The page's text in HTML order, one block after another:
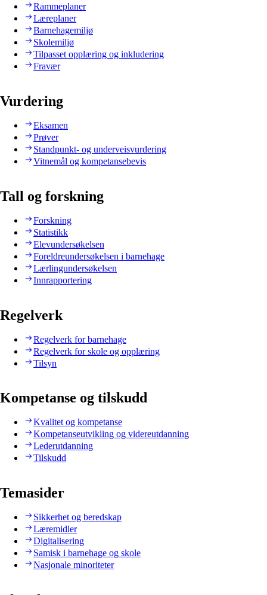
Rammeplaner
Læreplaner
Barnehagemiljø
Skolemiljø
Tilpasset opplæring og inkludering
Fravær
Vurdering
Eksamen
Prøver
Standpunkt- og underveisvurdering
Vitnemål og kompetansebevis
Tall og forskning
Forskning
Statistikk
Elevundersøkelsen
Foreldreundersøkelsen i barnehage
Lærlingundersøkelsen
Innrapportering
Regelverk
Regelverk for barnehage
Regelverk for skole og opplæring
Tilsyn
Kompetanse og tilskudd
Kvalitet og kompetanse
Kompetanseutvikling og videreutdanning
Lederutdanning
Tilskudd
Temasider
Sikkerhet og beredskap
Læremidler
Digitalisering
Samisk i barnehage og skole
Nasjonale minoriteter